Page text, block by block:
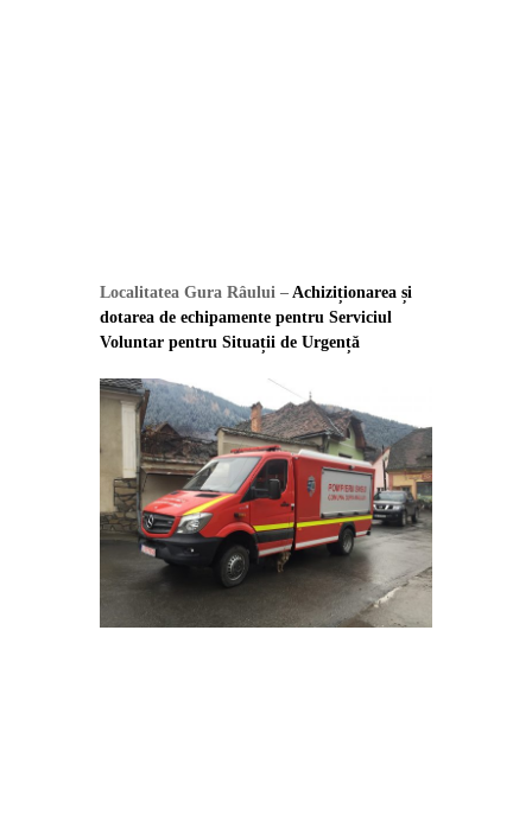
Localitatea Gura Râului – Achiziționarea și
dotarea de echipamente pentru Serviciul
Voluntar pentru Situații de Urgență